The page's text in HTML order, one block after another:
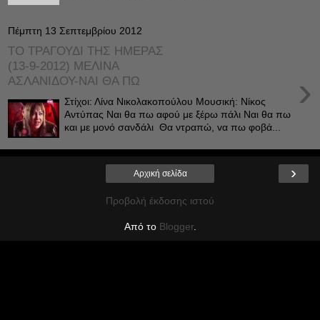
Πέμπτη 13 Σεπτεμβρίου 2012
ΤΟ ΤΡΑΓΟΥΔΙ ΤΗΣ ΗΜΕΡΑΣ
(13-9-2012) ΜΕΛΙΝΑ
ΑΣΛΑΝΙΔΟΥ-ΝΑΙ ΘΑ ΠΩ
›
Στίχοι: Λίνα Νικολακοπούλου Μουσική: Νίκος
Αντύπας Ναι θα πω αφού με ξέρω πάλι Ναι θα πω
και με μονό σανδάλι Θα ντραπώ, vα πω φοβά...
›
Αρχική σελίδα
Προβολή έκδοσης ιστού
Από το Blogger.